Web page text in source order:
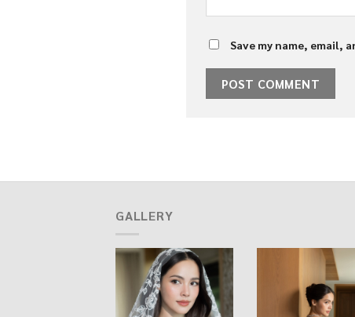
Save my name, email,
GALLERY